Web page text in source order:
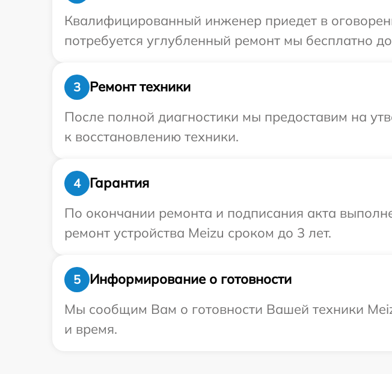
Квалифицированный инженер приедет в
потребуется углубленный ремонт мы бесплатно
3
Ремонт техники
После полной диагностики мы предоставим на
к восстановлению техники.
4
Гарантия
По окончании ремонта и подписания акта
ремонт устройства Meizu сроком до 3 лет.
5
Информирование о готовности
Мы сообщим Вам о готовности Вашей техники
и время.